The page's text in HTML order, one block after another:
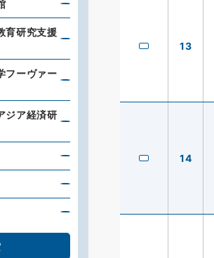
13
14
究支援室
育研究支援
ヴァー研究所
フーヴァー
経済研究所図書館
ジア経済研